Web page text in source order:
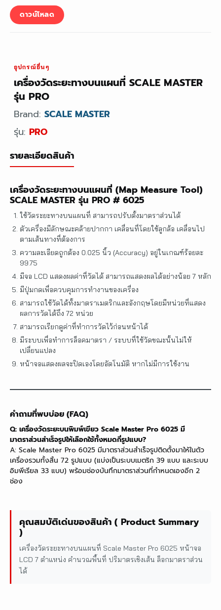
ดาวน์โหลด
อุปกรณ์อื่นๆ
เครื่องวัดระยะทางบนแผนที่ SCALE MASTER
รุ่น PRO
Brand: SCALE MASTER
รุ่น: PRO
รายละเอียดสินค้า
เครื่องวัดระยะทางบนแผนที่ (Map Measure Tool)
SCALE MASTER รุ่น PRO # 6025
ใช้วัดระยะทางบนแผนที่ สามารถปรับตั้งมาตราส่วนได้
ตัวเครื่องมีลักษณะคล้ายปากกา เคลื่อนที่โดยใช้ลูกล้อ เคลื่อนไป
ตามเส้นทางที่ต้องการ
ความละเอียดถูกต้อง 0.025 นิ้ว (Accuracy) อยู่ในเกณฑ์ร้อยละ
99.75
มีจอ LCD แสดงผลค่าที่วัดได้ สามารถแสดงผลได้อย่างน้อย 7 หลัก
มีปุ่มกดเพื่อควบคุมการทำงานของเครื่อง
สามารถใช้วัดได้ทั้งมาตราเมตริกและอังกฤษโดยมีหน่วยที่แสดง
ผลการวัดได้ถึง 72 หน่วย
สามารถเรียกดูค่าที่ทำการวัดไว้ก่อนหน้าได้
มีระบบเพื่อทำการล็อคมาตรา / ระบบที่ใช้วัดขณะนั้นไม่ให้
เปลี่ยนแปลง
หน้าจอแสดงผลจะปิดเองโดยอัตโนมัติ หากไม่มีการใช้งาน
คำถามที่พบบ่อย (FAQ)
Q: เครื่องวัดระยะบนพิมพ์เขียว Scale Master Pro 6025 มี
มาตราส่วนสำเร็จรูปให้เลือกใช้ทั้งหมดกี่รูปแบบ?
A: Scale Master Pro 6025 มีมาตราส่วนสำเร็จรูปติดตั้งมาให้ในตัว
เครื่องรวมทั้งสิ้น 72 รูปแบบ (แบ่งเป็นระบบเมตริก 39 แบบ และระบบ
อิมพีเรียล 33 แบบ) พร้อมช่องบันทึกมาตราส่วนที่กำหนดเองอีก 2
ช่อง
คุณสมบัติเด่นของสินค้า ( Product Summary
)
เครื่องวัดระยะทางบนแผนที่ Scale Master Pro 6025 หน้าจอ
LCD 7 ตำแหน่ง คำนวณพื้นที่ ปริมาตรเชิงเส้น ล็อกมาตราส่วน
ได้